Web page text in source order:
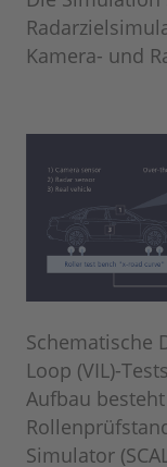
Kamera- und
Schematische
Loop (VIL)-
Aufbau
Simulator